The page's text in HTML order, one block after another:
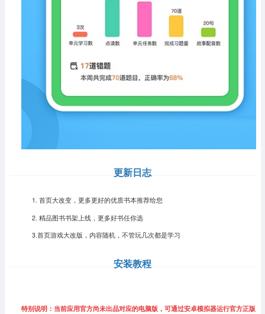
更新日志
1. 首页大改变，更多更好的优质书本推荐给您
2. 精品图书书架上线，更多好书任你选
3.首页游戏大改版，内容随机，不管玩几次都是学习
安装教程
特别说明：当前应用官方尚未出品对应的电脑版，可通过安卓模拟器运行官方正版